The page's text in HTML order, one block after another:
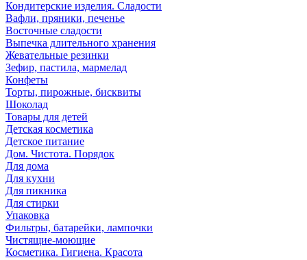
Кондитерские изделия. Сладости
Вафли, пряники, печенье
Восточные сладости
Выпечка длительного хранения
Жевательные резинки
Зефир, пастила, мармелад
Конфеты
Торты, пирожные, бисквиты
Шоколад
Товары для детей
Детская косметика
Детское питание
Дом. Чистота. Порядок
Для дома
Для кухни
Для пикника
Для стирки
Упаковка
Фильтры, батарейки, лампочки
Чистящие-моющие
Косметика. Гигиена. Красота